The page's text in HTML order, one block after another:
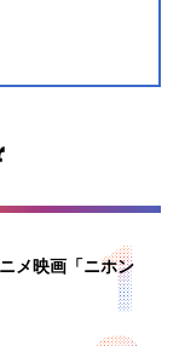
メ映画「ニホン